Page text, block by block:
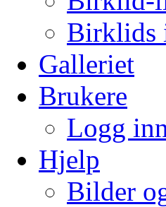
Birklids
Galleriet
Brukere
Logg
Hjelp
Bilder